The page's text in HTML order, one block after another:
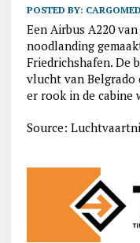
POSTED BY:
Een Airbus A220
noodlanding
Friedrichshafen. De
vlucht van
er rook in de cabine
Source: